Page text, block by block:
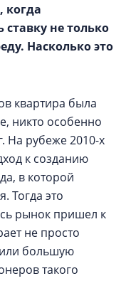
когда
ставку не только
Насколько это
квартира была
никто особенно
На рубеже 2010-х
к созданию
в которой
Тогда это
рынок пришел к
не просто
большую
такого